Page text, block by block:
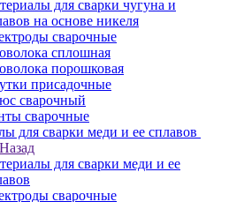
для сварки чугуна и
на основе никеля
сварочные
сплошная
порошковая
присадочные
сварочный
сварочные
для сварки меди и ее сплавов
Назад
для сварки меди и ее
сварочные